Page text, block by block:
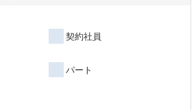
契約社員
パート